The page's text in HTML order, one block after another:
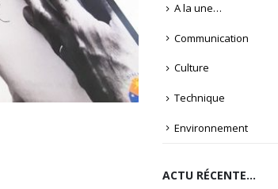
A la une…
Communication
Culture
Technique
Environnement
ACTU RÉCENTE…